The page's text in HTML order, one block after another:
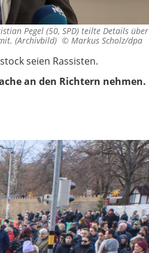
Pegel (50, SPD) teilte Details über
(Archivbild) © Markus Scholz/dpa
seien Rassisten.
an den Richtern nehmen.